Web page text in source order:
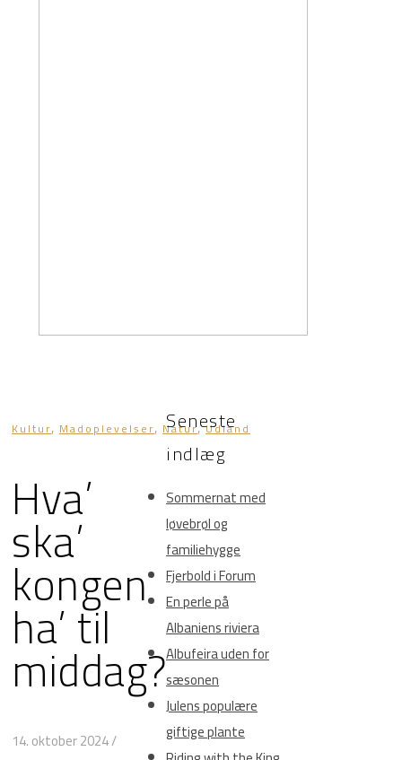
Kultur, Madoplevelser, Natur,Udland
Hva’
ska’
kongen
ha’ til
middag?
14. oktober 2024/
Seneste
indlæg
Sommernat med
løvebrøl og
familiehygge
Fjerbold i Forum
En perle på
Albaniens riviera
Albufeira uden for
sæsonen
Julens populære
giftige plante